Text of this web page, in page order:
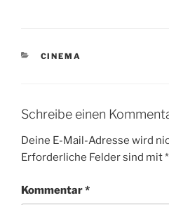
KATEGORIEN
CINEMA
Schreibe einen
Deine E-Mail-Adresse wird
Erforderliche Felder sind mit*
Kommentar*